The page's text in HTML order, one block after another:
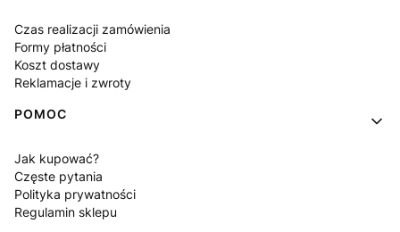
Czas realizacji zamówienia
Formy płatności
Koszt dostawy
Reklamacje i zwroty
POMOC
Jak kupować?
Częste pytania
Polityka prywatności
Regulamin sklepu